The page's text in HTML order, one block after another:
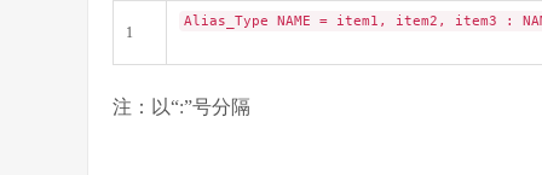
1
Alias_Type NAME = item1, item2, item3 :
注：以“:”号分隔